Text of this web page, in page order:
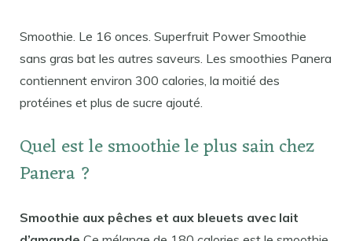
Smoothie. Le 16 onces. Superfruit Power Smoothie
sans gras bat les autres saveurs. Les smoothies Panera
contiennent environ 300 calories, la moitié des
protéines et plus de sucre ajouté.
Quel est le smoothie le plus sain chez
Panera ?
Smoothie aux pêches et aux bleuets avec lait